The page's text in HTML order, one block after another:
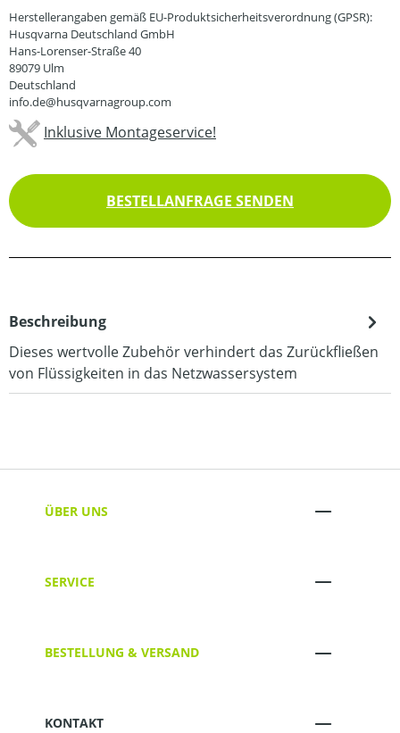
Herstellerangaben gemäß EU-Produktsicherheitsverordnung (GPSR):
Husqvarna Deutschland GmbH
Hans-Lorenser-Straße 40
89079 Ulm
Deutschland
info.de@husqvarnagroup.com
Inklusive Montageservice!
BESTELLANFRAGE SENDEN
Beschreibung
Dieses wertvolle Zubehör verhindert das Zurückfließen
von Flüssigkeiten in das Netzwassersystem
ÜBER UNS
SERVICE
BESTELLUNG & VERSAND
KONTAKT